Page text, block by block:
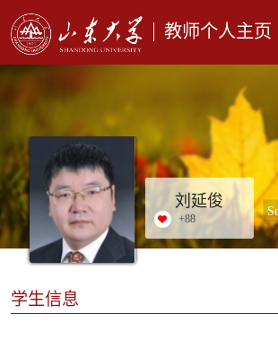
教师个人主页
刘延俊
+88
学生信息